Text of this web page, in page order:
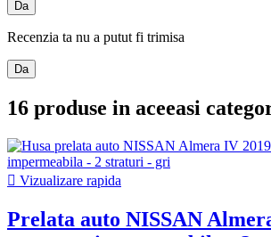
Da
Recenzia ta nu a putut fi trimisa
Da
16 produse in aceeasi
 Vizualizare rapida
Prelata auto NISSAN